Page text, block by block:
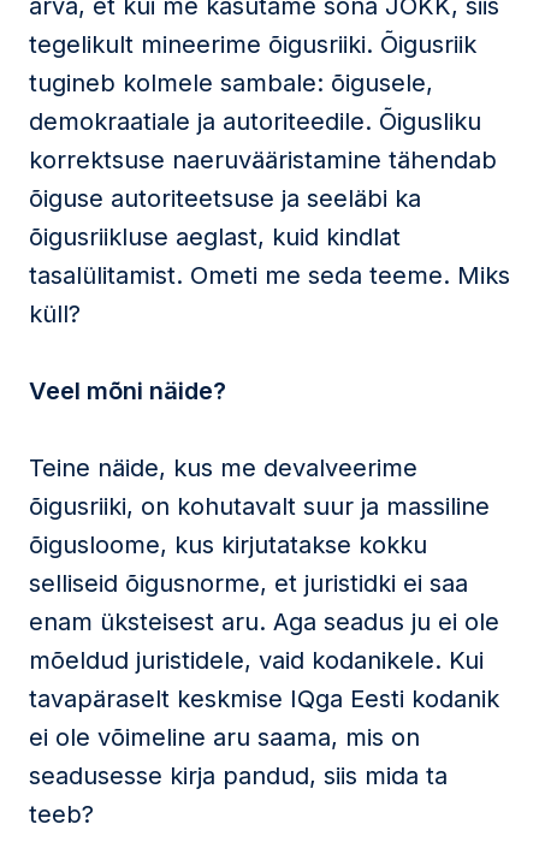
arva, et kui me kasutame sõna JOKK, siis
tegelikult mineerime õigusriiki. Õigusriik
tugineb kolmele sambale: õigusele,
demokraatiale ja autoriteedile. Õigusliku
korrektsuse naeruvääristamine tähendab
õiguse autoriteetsuse ja seeläbi ka
õigusriikluse aeglast, kuid kindlat
tasalülitamist. Ometi me seda teeme. Miks
küll?
Veel mõni näide?
Teine näide, kus me devalveerime
õigusriiki, on kohutavalt suur ja massiline
õigusloome, kus kirjutatakse kokku
selliseid õigusnorme, et juristidki ei saa
enam üksteisest aru. Aga seadus ju ei ole
mõeldud juristidele, vaid kodanikele. Kui
tavapäraselt keskmise IQga Eesti kodanik
ei ole võimeline aru saama, mis on
seadusesse kirja pandud, siis mida ta
teeb?